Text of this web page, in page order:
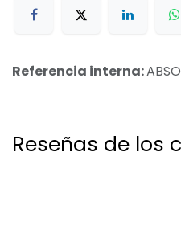
Referencia interna:
Reseñas de los